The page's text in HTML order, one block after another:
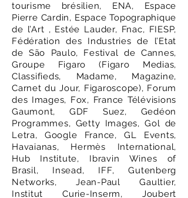
tourisme brésilien, ENA, Espace
Pierre Cardin, Espace Topographique
de l’Art , Estée Lauder, Fnac, FIESP,
Fédération des Industries de l’Etat
de São Paulo, Festival de Cannes,
Groupe Figaro (Figaro Medias,
Classifieds, Madame, Magazine,
Carnet du Jour, Figaroscope), Forum
des Images, Fox, France Télévisions
Gaumont, GDF Suez, Gedéon
Programmes, Getty Images, Gol de
Letra, Google France, GL Events,
Havaianas, Hermès International,
Hub Institute, Ibravin Wines of
Brasil, Insead, IFF, Gutenberg
Networks, Jean-Paul Gaultier,
Institut Curie-Inserm, Joubert